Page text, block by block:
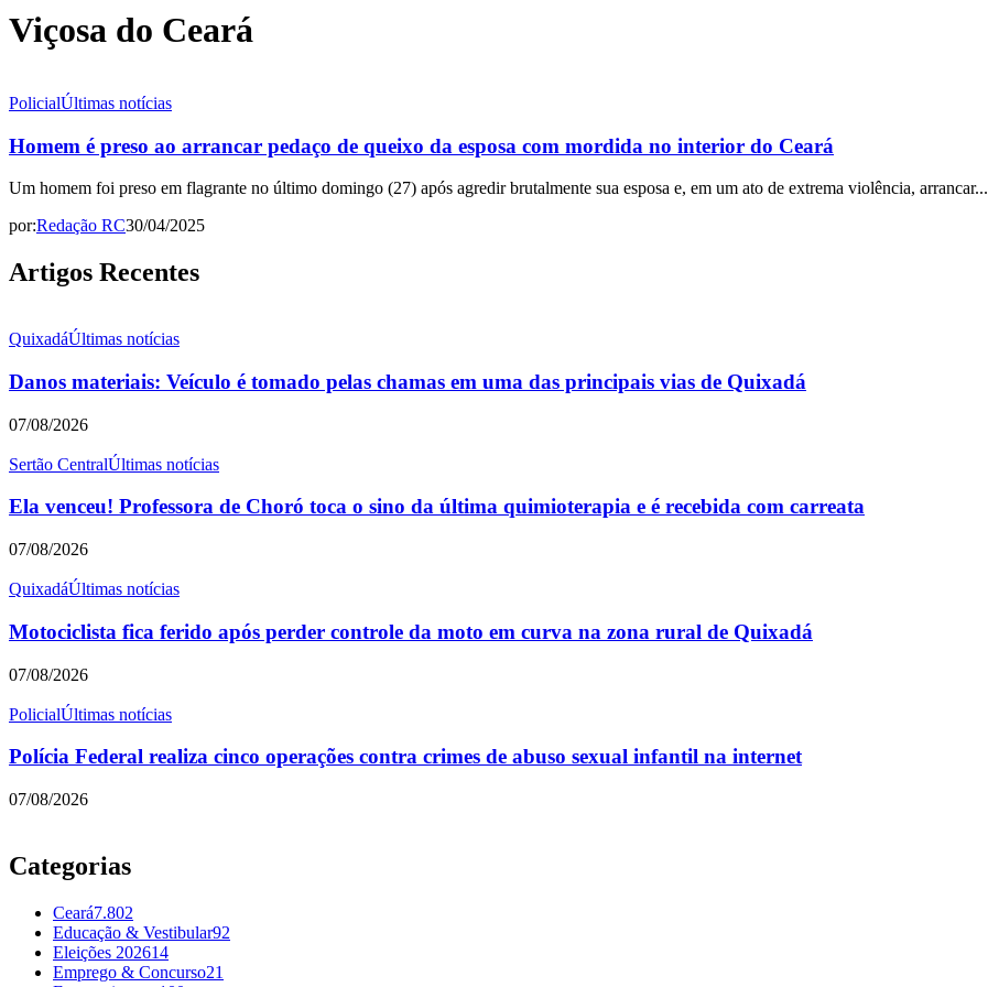
Viçosa do Ceará
PolicialÚltimas notícias
Homem é preso ao arrancar pedaço de queixo da esposa com mordida no interior do Ceará
Um homem foi preso em flagrante no último domingo (27) após agredir brutalmente sua esposa e, em um ato de extrema violência, arrancar...
por:Redação RC30/04/2025
Artigos Recentes
QuixadáÚltimas notícias
Danos materiais: Veículo é tomado pelas chamas em uma das principais vias de Quixadá
07/08/2026
Sertão CentralÚltimas notícias
Ela venceu! Professora de Choró toca o sino da última quimioterapia e é recebida com carreata
07/08/2026
QuixadáÚltimas notícias
Motociclista fica ferido após perder controle da moto em curva na zona rural de Quixadá
07/08/2026
PolicialÚltimas notícias
Polícia Federal realiza cinco operações contra crimes de abuso sexual infantil na internet
07/08/2026
Categorias
Ceará7.802
Educação & Vestibular92
Eleições 202614
Emprego & Concurso21